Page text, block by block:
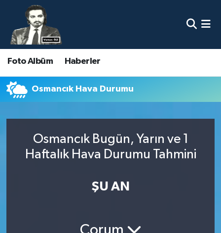
Foto Albüm Haberler
Osmancık Hava Durumu
Osmancık Bugün, Yarın ve 1
Haftalık Hava Durumu Tahmini
ŞU AN
Nöbetçi Eczaneler
Hava Durumu
Namaz Vakitleri
Süper Lig Puan Durumu ve Fikstür
Son Dakika Haberleri